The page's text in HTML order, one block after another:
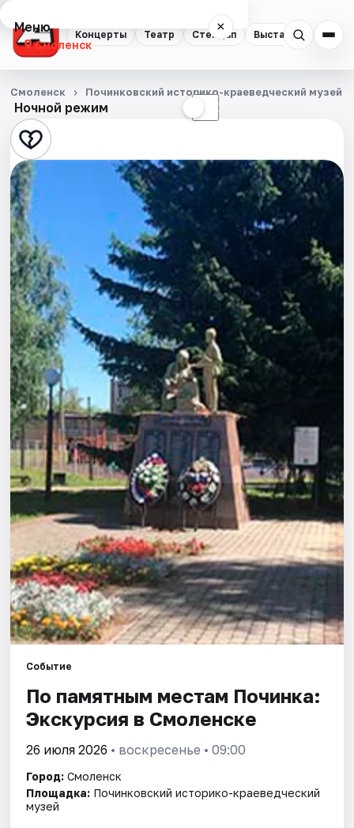
Концерты Театр Стендап Выставки
Меню ×
Смоленск
Концерты
Театр
Стендап
Выставки
Экскурсии
Спорт
События
Города
Площадки
Артисты
Рейтинги
Ночной режим ☾
Смоленск Починковский историко-краеведческий музей
Событие
По памятным местам Починка:
Экскурсия в Смоленске
26 июля 2026 • воскресенье • 09:00
Город: Смоленск
Площадка: Починковский историко-краеведческий
музей